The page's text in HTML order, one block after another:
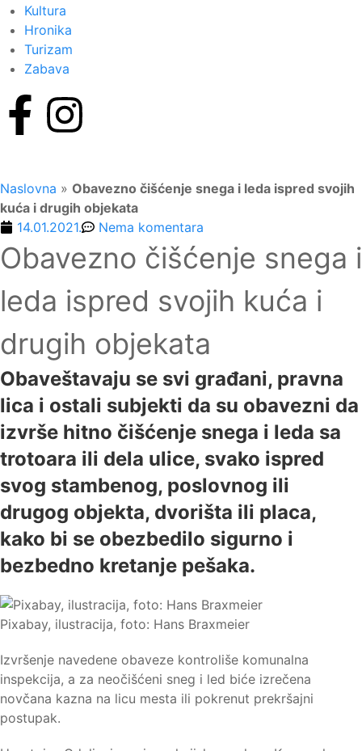
Kultura
Hronika
Turizam
Zabava
Naslovna » Obavezno čišćenje snega i leda ispred svojih
kuća i drugih objekata
14.01.2021.
Nema komentara
Obavezno čišćenje snega i
leda ispred svojih kuća i
drugih objekata
Obaveštavaju se svi građani, pravna
lica i ostali subjekti da su obavezni da
izvrše hitno čišćenje snega i leda sa
trotoara ili dela ulice, svako ispred
svog stambenog, poslovnog ili
drugog objekta, dvorišta ili placa,
kako bi se obezbedilo sigurno i
bezbedno kretanje pešaka.
Pixabay, ilustracija, foto: Hans Braxmeier
Izvršenje navedene obaveze kontroliše komunalna
inspekcija, a za neočišćeni sneg i led biće izrečena
novčana kazna na licu mesta ili pokrenut prekršajni
postupak.